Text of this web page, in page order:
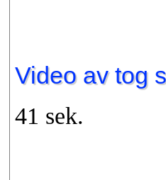
Video av tog
41 sek.